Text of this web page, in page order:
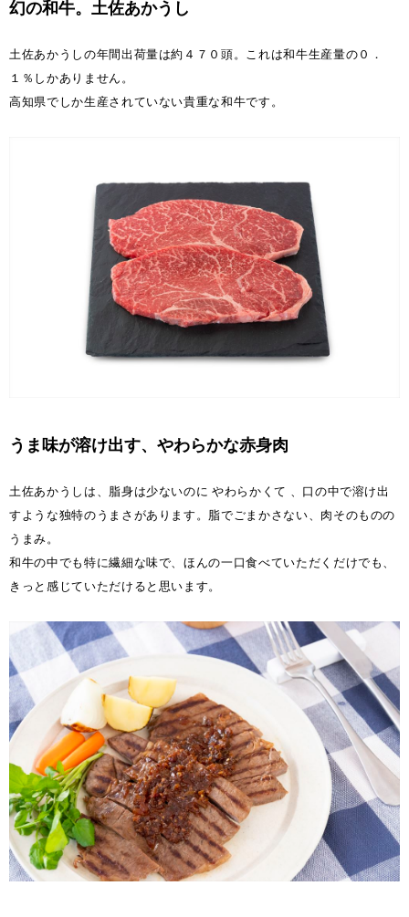
幻の和牛。土佐あかうし
土佐あかうしの年間出荷量は約４７０頭。これは和牛生産量の０．
１％しかありません。
高知県でしか生産されていない貴重な和牛です。
うま味が溶け出す、やわらかな赤身肉
土佐あかうしは、脂身は少ないのに やわらかくて 、口の中で溶け出
すような独特のうまさがあります。脂でごまかさない、肉そのものの
うまみ。
和牛の中でも特に繊細な味で、ほんの一口食べていただくだけでも、
きっと感じていただけると思います。